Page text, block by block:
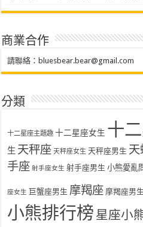
商業合作
請聯絡： bluesbear.bear@gmail.com
分類
十二星座主題趣 十二星座女生 十
生 天秤座 天秤座女生 天秤座男生 天
手座 射手座女生 射手座男生 小熊愛亂
座女生 巨蟹座男生 摩羯座 摩羯座男生
小熊排行榜 星座小